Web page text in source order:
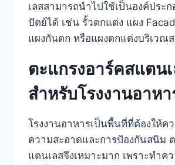
เลสสามารถนำไปใช้เป็นองค์ประ
ปัตย์ได้ เช่น รั้วตกแต่ง แผง
แผงกันตก หรือแผงตกแต่งบริเวณ
ตะแกรงอาร์คสแตน
สำหรับโรงงานอาหา
โรงงานอาหารเป็นพื้นที่ที่ต้องให้ค
ความสะอาดและการป้องกันสนิม
แตนเลสจึงเหมาะมาก เพราะทำค